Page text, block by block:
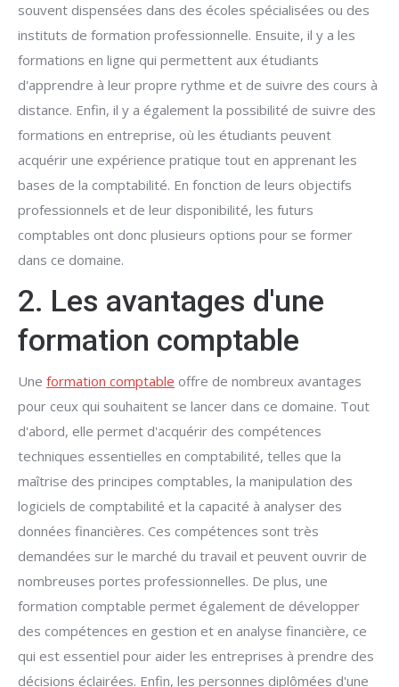
souvent dispensées dans des écoles spécialisées ou des
instituts de formation professionnelle. Ensuite, il y a les
formations en ligne qui permettent aux étudiants
d'apprendre à leur propre rythme et de suivre des cours à
distance. Enfin, il y a également la possibilité de suivre des
formations en entreprise, où les étudiants peuvent
acquérir une expérience pratique tout en apprenant les
bases de la comptabilité. En fonction de leurs objectifs
professionnels et de leur disponibilité, les futurs
comptables ont donc plusieurs options pour se former
dans ce domaine.
2. Les avantages d'une
formation comptable
Une formation comptable offre de nombreux avantages
pour ceux qui souhaitent se lancer dans ce domaine. Tout
d'abord, elle permet d'acquérir des compétences
techniques essentielles en comptabilité, telles que la
maîtrise des principes comptables, la manipulation des
logiciels de comptabilité et la capacité à analyser des
données financières. Ces compétences sont très
demandées sur le marché du travail et peuvent ouvrir de
nombreuses portes professionnelles. De plus, une
formation comptable permet également de développer
des compétences en gestion et en analyse financière, ce
qui est essentiel pour aider les entreprises à prendre des
décisions éclairées. Enfin, les personnes diplômées d'une